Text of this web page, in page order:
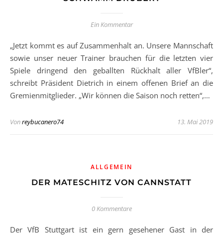
Ein Kommentar
„Jetzt kommt es auf Zusammenhalt an. Unsere Mannschaft
sowie unser neuer Trainer brauchen für die letzten vier
Spiele dringend den geballten Rückhalt aller VfBler“,
schreibt Präsident Dietrich in einem offenen Brief an die
Gremienmitglieder. „Wir können die Saison noch retten“,…
Vonreybucanero74 13. Mai 2019
ALLGEMEIN
DER MATESCHITZ VON CANNSTATT
0 Kommentare
Der VfB Stuttgart ist ein gern gesehener Gast in der